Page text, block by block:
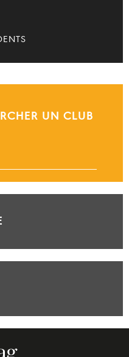
UN CLUB